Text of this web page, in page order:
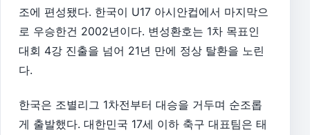
조에 편성됐다. 한국이 U17 아시안컵에서 마지막으
로 우승한건 2002년이다. 변성환호는 1차 목표인
대회 4강 진출을 넘어 21년 만에 정상 탈환을 노린
다.
한국은 조별리그 1차전부터 대승을 거두며 순조롭
게 출발했다. 대한민국 17세 이하 축구 대표팀은 태